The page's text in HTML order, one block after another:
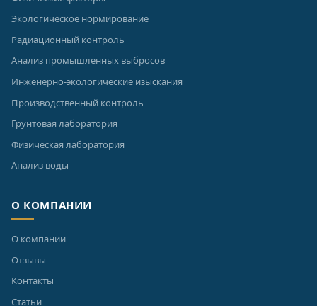
Экологическое нормирование
Радиационный контроль
Анализ промышленных выбросов
Инженерно-экологические изыскания
Производственный контроль
Грунтовая лаборатория
Физическая лаборатория
Анализ воды
О КОМПАНИИ
О компании
Отзывы
Контакты
Статьи